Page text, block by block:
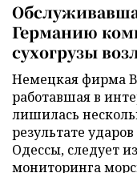
Германию
сухогрузы
Немецкая фирма
работавшая в
лишилась
результате
Одессы, следует
мониторинга